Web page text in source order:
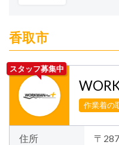
香取市
スタッフ募集中
作業着の
住所
〒